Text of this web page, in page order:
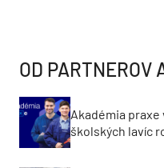
OD PARTNEROV
Akadémia
školských lavíc